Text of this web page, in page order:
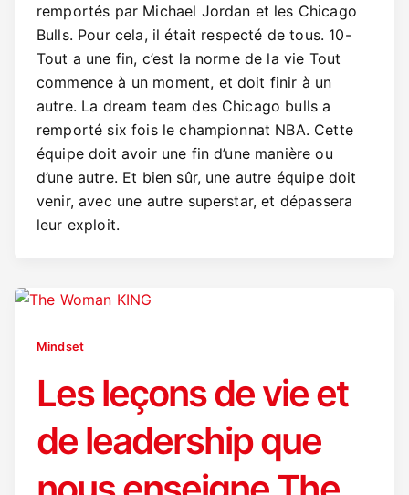
remportés par Michael Jordan et les Chicago
Bulls. Pour cela, il était respecté de tous. 10-
Tout a une fin, c’est la norme de la vie Tout
commence à un moment, et doit finir à un
autre. La dream team des Chicago bulls a
remporté six fois le championnat NBA. Cette
équipe doit avoir une fin d’une manière ou
d’une autre. Et bien sûr, une autre équipe doit
venir, avec une autre superstar, et dépassera
leur exploit.
Mindset
Les leçons de vie et
de leadership que